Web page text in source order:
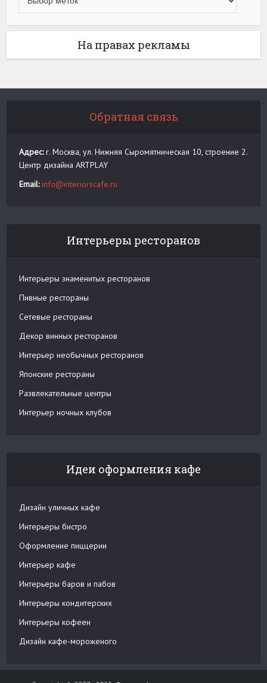
На правах рекламы
Обратная связь
Адрес:г. Москва, ул. Нижняя Сыромятническая 10, строение 2.
Центр дизайна ARTPLAY
Email: info@interiorscafe.ru
Интерьеры ресторанов
Интерьеры знаменитых ресторанов
Пивные рестораны
Сетевые рестораны
Декор винных ресторанов
Интерьер необычных ресторанов
Японские рестораны
Развлекательные центры
Интерьер ночных клубов
Идеи оформления кафе
Дизайн уличных кафе
Интерьеры бистро
Оформление пиццерии
Интерьер кафе
Интерьеры баров и пабов
Интерьеры кондитерских
Интерьеры кофеен
Дизайн кафе-мороженого